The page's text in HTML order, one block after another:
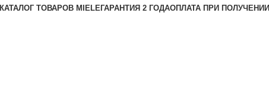
КАТАЛОГ ТОВАРОВ MIELEГАРАНТИЯ 2 ГОДАОПЛАТА ПРИ ПОЛУЧЕНИИ